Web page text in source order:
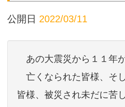
公開日 2022/03/11
あの大震災から１１年
亡くなられた皆様、そ
皆様、被災され未だに苦